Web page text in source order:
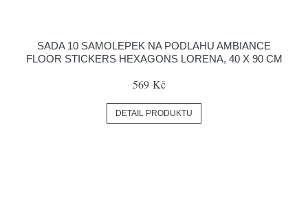
SADA 10 SAMOLEPEK NA PODLAHU AMBIANCE
FLOOR STICKERS HEXAGONS LORENA, 40 X 90 CM
569 Kč
DETAIL PRODUKTU